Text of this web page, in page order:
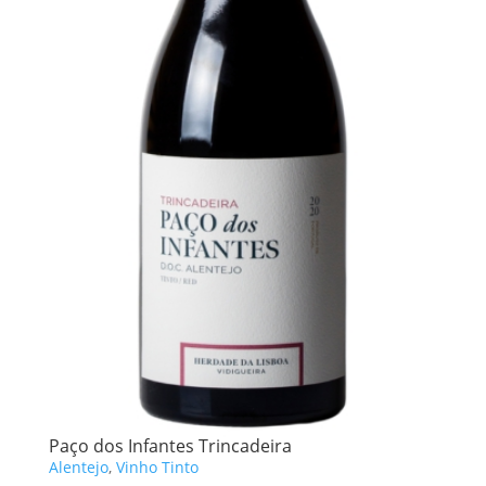
Paço dos Infantes Trincadeira
Alentejo, Vinho Tinto